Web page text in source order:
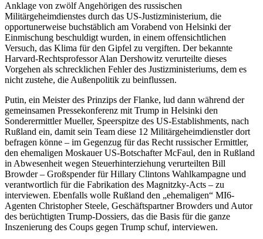
Anklage von zwölf Angehörigen des russischen
Militärgeheimdienstes durch das US-Justizministerium, die
opportunerweise buchstäblich am Vorabend von Helsinki der
Einmischung beschuldigt wurden, in einem offensichtlichen
Versuch, das Klima für den Gipfel zu vergiften. Der bekannte
Harvard-Rechtsprofessor Alan Dershowitz verurteilte dieses
Vorgehen als schrecklichen Fehler des Justizministeriums, dem es
nicht zustehe, die Außenpolitik zu beinflussen.
Putin, ein Meister des Prinzips der Flanke, lud dann während der
gemeinsamen Pressekonferenz mit Trump in Helsinki den
Sonderermittler Mueller, Speerspitze des US-Establishments, nach
Rußland ein, damit sein Team diese 12 Militärgeheimdienstler dort
befragen könne – im Gegenzug für das Recht russischer Ermittler,
den ehemaligen Moskauer US-Botschafter McFaul, den in Rußland
in Abwesenheit wegen Steuerhinterziehung verurteilten Bill
Browder – Großspender für Hillary Clintons Wahlkampagne und
verantwortlich für die Fabrikation des Magnitzky-Acts – zu
interviewen. Ebenfalls wolle Rußland den „ehemaligen“ MI6-
Agenten Christopher Steele, Geschäftspartner Browders und Autor
des berüchtigten Trump-Dossiers, das die Basis für die ganze
Inszenierung des Coups gegen Trump schuf, interviewen.